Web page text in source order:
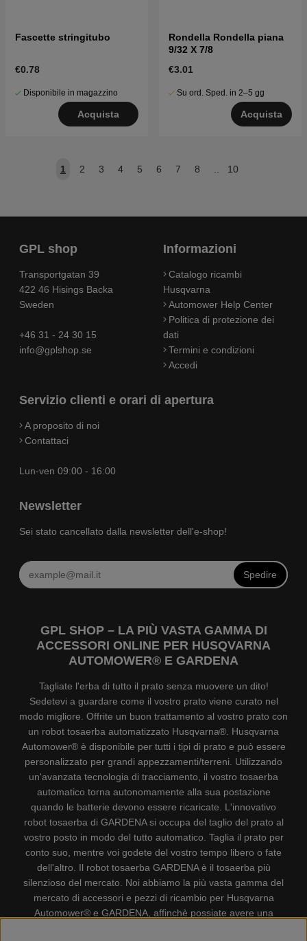
Fascette stringitubo
€0.78
Disponibile in magazzino
Acquista
Rondella Rondella piana
9/32 X 7/8
€3.01
Su ord. Sped. in 2–5 gg
Acquista
1 2 3 4 5 6 7 8 .. 10
GPL shop
Transportgatan 39
422 46 Hisings Backa
Sweden
+46 31 - 24 30 15
info@gplshop.se
Informazioni
Catalogo ricambi
Husqvarna
Automower Help Center
Politica di protezione dei
dati
Termini e condizioni
Accedi
Servizio clienti e orari di apertura
A proposito di noi
Contattaci
Lun-ven 09:00 - 16:00
Newsletter
Sei stato cancellato dalla newsletter dell'e-shop!
Spedire
GPL SHOP – LA PIÙ VASTA GAMMA DI
ACCESSORI ONLINE PER HUSQVARNA
AUTOMOWER® E GARDENA
Tagliate l'erba di tutto il prato senza muovere un dito!
Sedetevi a guardare come il vostro prato viene curato nel
modo migliore. Offrite un buon trattamento al vostro prato con
un robot tosaerba automatizzato Husqvarna®. Husqvarna
Automower® è disponibile per tutti i tipi di prato e può essere
personalizzato per grandi appezzamenti/terreni. Utilizzando
un'avanzata tecnologia di tracciamento, il vostro tosaerba
automatico torna autonomamente alla sua postazione
quando le batterie devono essere ricaricate. L'innovativo
robot tosaerba di GARDENA si occupa del taglio del prato al
vostro posto in modo del tutto automatico. Taglia il prato per
conto suo, mentre voi godete del vostro tempo libero o fate
dell'altro. Il robot tosaerba GARDENA è il tosaerba più
silenzioso del mercato. Noi abbiamo la più vasta gamma del
mercato di accessori e pezzi di ricambio per Husqvarna
Automower® e GARDENA, affinchè possiate avere una